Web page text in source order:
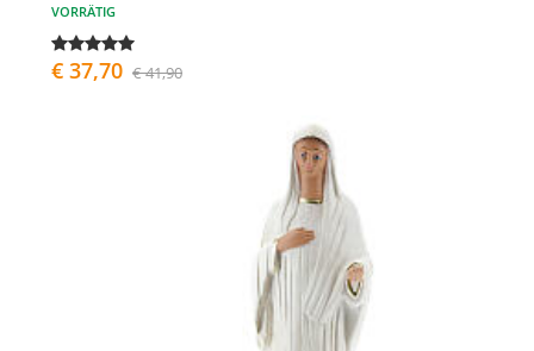
VORRÄTIG
€ 37,70 € 41,90